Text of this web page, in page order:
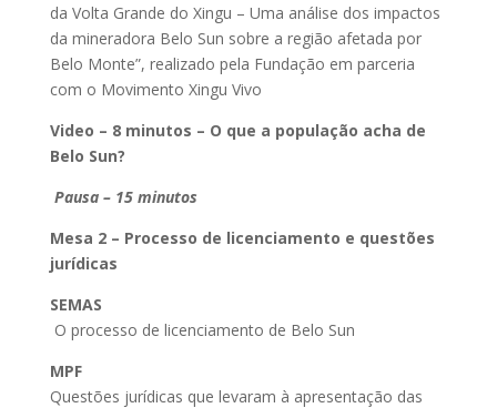
da Volta Grande do Xingu – Uma análise dos impactos
da mineradora Belo Sun sobre a região afetada por
Belo Monte”, realizado pela Fundação em parceria
com o Movimento Xingu Vivo
Video – 8 minutos – O que a população acha de
Belo Sun?
Pausa – 15 minutos
Mesa 2 – Processo de licenciamento e questões
jurídicas
SEMAS
O processo de licenciamento de Belo Sun
MPF
Questões jurídicas que levaram à apresentação das